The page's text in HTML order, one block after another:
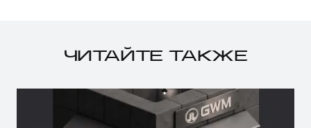
ЧИТАЙТЕ ТАКЖЕ